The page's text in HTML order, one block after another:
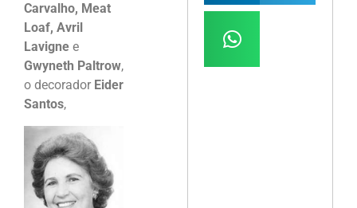
Carvalho, Meat
Loaf, Avril
Lavigne e
Gwyneth Paltrow,
o decorador Eider
Santos,